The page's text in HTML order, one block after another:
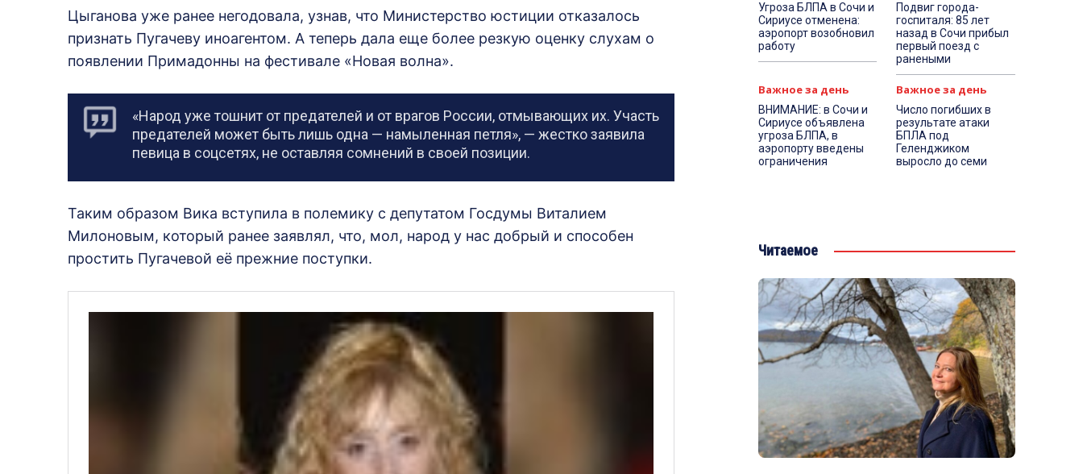
Цыганова уже ранее негодовала, узнав, что Министерство юстиции отказалось
признать Пугачеву иноагентом. А теперь дала еще более резкую оценку слухам о
появлении Примадонны на фестивале «Новая волна».
«Народ уже тошнит от предателей и от врагов России, отмывающих их. Участь
предателей может быть лишь одна — намыленная петля», — жестко заявила
певица в соцсетях, не оставляя сомнений в своей позиции.
Таким образом Вика вступила в полемику с депутатом Госдумы Виталием
Милоновым, который ранее заявлял, что, мол, народ у нас добрый и способен
простить Пугачевой её прежние поступки.
Угроза БЛПА в Сочи и
Сириусе отменена:
аэропорт возобновил
работу
Подвиг города-
госпиталя: 85 лет
назад в Сочи прибыл
первый поезд с
ранеными
Важное за день
ВНИМАНИЕ: в Сочи и
Сириусе объявлена
угроза БЛПА, в
аэропорту введены
ограничения
Важное за день
Число погибших в
результате атаки
БПЛА под
Геленджиком
выросло до семи
Читаемое